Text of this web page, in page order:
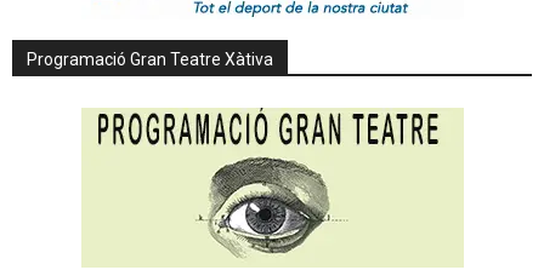
Programació Gran Teatre Xàtiva